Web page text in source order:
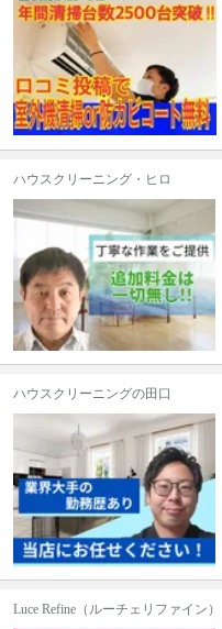
ハウスクリーニング・ヒロ
ハウスクリーニングの田口
Luce Refine（ルーチェリファイン）